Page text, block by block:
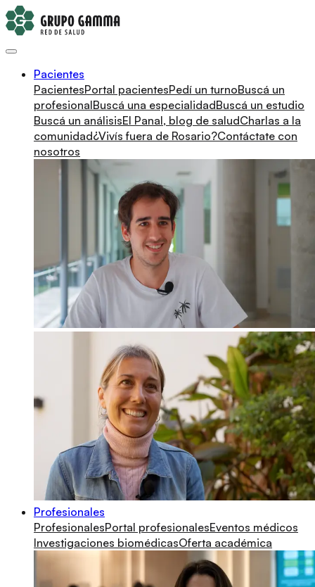
Pacientes
PacientesPortal pacientesPedí un turnoBuscá un
profesionalBuscá una especialidadBuscá un estudio
Buscá un análisisEl Panal, blog de saludCharlas a la
comunidad¿Vivís fuera de Rosario?Contáctate con
nosotros
Profesionales
ProfesionalesPortal profesionalesEventos médicos
Investigaciones biomédicasOferta académica